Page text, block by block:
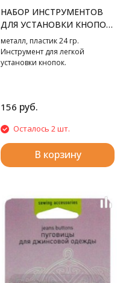
НАБОР ИНСТРУМЕНТОВ
ДЛЯ УСТАНОВКИ КНОПОК
ТИП "C"
металл, пластик 24 гр.
Инструмент для легкой
установки кнопок.
156 руб.
Осталось 2 шт.
В корзину